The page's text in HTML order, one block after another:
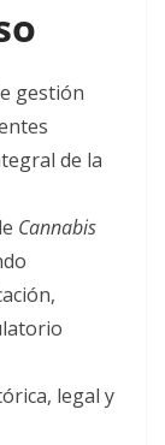
gestión
de la
Cannabis
legal y